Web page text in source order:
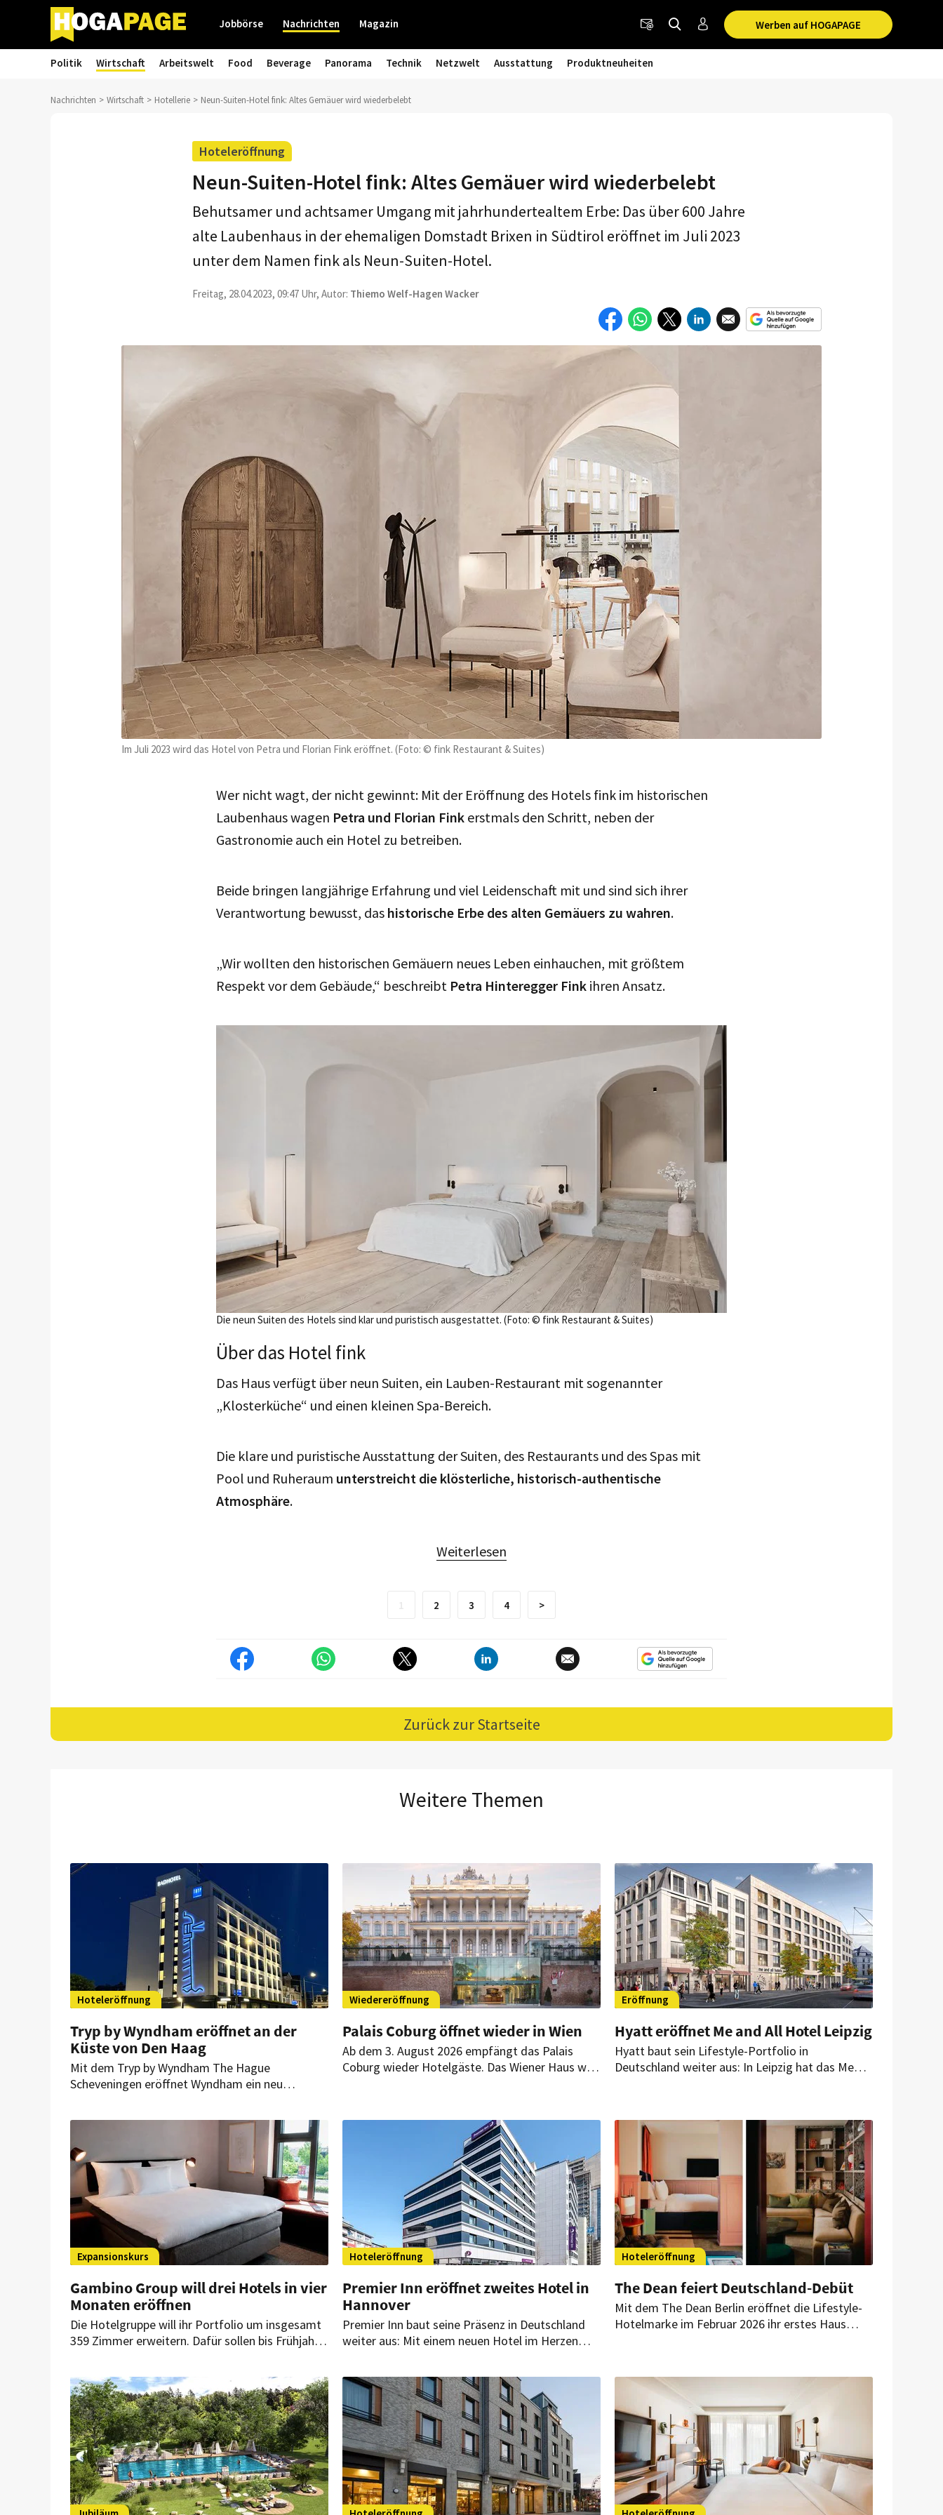
Werben auf HOGAPAGE
Jobbörse Nachrichten Magazin
Politik Wirtschaft Arbeitswelt Food Beverage Panorama Technik Netzwelt Ausstattung Produktneuheiten
Nachrichten Wirtschaft Hotellerie Neun-Suiten-Hotel fink: Altes Gemäuer wird wiederbelebt
Hoteleröffnung
Neun-Suiten-Hotel fink: Altes Gemäuer wird wiederbelebt
Im Juli 2023 wird das Hotel von Petra und Florian Fink eröffnet. (Foto: © fink Restaurant & Suites)
Behutsamer und achtsamer Umgang mit jahrhundertealtem Erbe: Das über 600 Jahre
alte Laubenhaus in der ehemaligen Domstadt Brixen in Südtirol eröffnet im Juli 2023
unter dem Namen fink als Neun-Suiten-Hotel.
Freitag, 28.04.2023, 09:47 Uhr, Autor: Thiemo Welf-Hagen Wacker
Wer nicht wagt, der nicht gewinnt: Mit der Eröffnung des Hotels fink im historischen
Laubenhaus wagen Petra und Florian Fink erstmals den Schritt, neben der
Gastronomie auch ein Hotel zu betreiben.
Beide bringen langjährige Erfahrung und viel Leidenschaft mit und sind sich ihrer
Verantwortung bewusst, das historische Erbe des alten Gemäuers zu wahren.
„Wir wollten den historischen Gemäuern neues Leben einhauchen, mit größtem
Respekt vor dem Gebäude,“ beschreibt Petra Hinteregger Fink ihren Ansatz.
Die neun Suiten des Hotels sind klar und puristisch ausgestattet. (Foto: © fink Restaurant & Suites)
Über das Hotel fink
Das Haus verfügt über neun Suiten, ein Lauben-Restaurant mit sogenannter
„Klosterküche“ und einen kleinen Spa-Bereich.
Die klare und puristische Ausstattung der Suiten, des Restaurants und des Spas mit
Pool und Ruheraum unterstreicht die klösterliche, historisch-authentische
Atmosphäre.
Weiterlesen
2 3 4 >
Zurück zur Startseite
Weitere Themen
Hoteleröffnung
Tryp by Wyndham eröffnet an der
Küste von Den Haag
Mit dem Tryp by Wyndham The Hague
Scheveningen eröffnet Wyndham ein neu
Niederlanden. Das Haus an der Nordseeküste
verbindet historische Substanz mit einem
designorientierten Boutique-Erlebnis und
erweitert die Präsenz der Marke an einem
Standort mit ganzjähriger Leisure- und Business-
Nachfrage.
Wiedereröffnung
Palais Coburg öffnet wieder in Wien
Ab dem 3. August 2026 empfängt das Palais
Coburg wieder Hotelgäste. Das Wiener Haus wird
Eröffnung
Hyatt eröffnet Me and All Hotel Leipzig
Hyatt baut sein Lifestyle-Portfolio in
Deutschland weiter aus: In Leipzig hat das Me
Expansionskurs
Gambino Group will drei Hotels in vier
Monaten eröffnen
Die Hotelgruppe will ihr Portfolio um insgesamt
359 Zimmer erweitern. Dafür sollen bis Frühjahr
und Bamberg eröffnen. Beide Marken des
Unternehmens kommen dabei zum Einsatz.
Hoteleröffnung
Premier Inn eröffnet zweites Hotel in
Hannover
Premier Inn baut seine Präsenz in Deutschland
weiter aus: Mit einem neuen Hotel im Herzen
Standort in der Stadt. Zugleich ist es das 66.
Hotel der Gruppe in Deutschland.
Hoteleröffnung
The Dean feiert Deutschland-Debüt
Mit dem The Dean Berlin eröffnet die Lifestyle-
Hotelmarke im Februar 2026 ihr erstes Haus
und ein ganztägiges Gastronomiekonzept.